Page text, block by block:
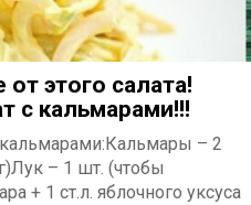
от этого салата!
с кальмарами!!!
– 2
– 1 шт. (чтобы
+ 1 ст.л. яблочного уксуса